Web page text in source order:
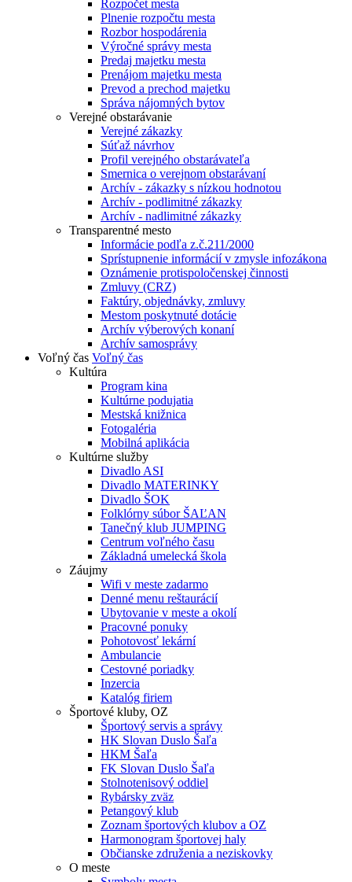
Rozpočet mesta
Plnenie rozpočtu mesta
Rozbor hospodárenia
Výročné správy mesta
Predaj majetku mesta
Prenájom majetku mesta
Prevod a prechod majetku
Správa nájomných bytov
Verejné obstarávanie
Verejné zákazky
Súťaž návrhov
Profil verejného obstarávateľa
Smernica o verejnom obstarávaní
Archív - zákazky s nízkou hodnotou
Archív - podlimitné zákazky
Archív - nadlimitné zákazky
Transparentné mesto
Informácie podľa z.č.211/2000
Sprístupnenie informácií v zmysle infozákona
Oznámenie protispoločenskej činnosti
Zmluvy (CRZ)
Faktúry, objednávky, zmluvy
Mestom poskytnuté dotácie
Archív výberových konaní
Archív samosprávy
Voľný čas Voľný čas
Kultúra
Program kina
Kultúrne podujatia
Mestská knižnica
Fotogaléria
Mobilná aplikácia
Kultúrne služby
Divadlo ASI
Divadlo MATERINKY
Divadlo ŠOK
Folklórny súbor ŠAĽAN
Tanečný klub JUMPING
Centrum voľného času
Základná umelecká škola
Záujmy
Wifi v meste zadarmo
Denné menu reštaurácií
Ubytovanie v meste a okolí
Pracovné ponuky
Pohotovosť lekární
Ambulancie
Cestovné poriadky
Inzercia
Katalóg firiem
Športové kluby, OZ
Športový servis a správy
HK Slovan Duslo Šaľa
HKM Šaľa
FK Slovan Duslo Šaľa
Stolnotenisový oddiel
Rybársky zväz
Petangový klub
Zoznam športových klubov a OZ
Harmonogram športovej haly
Občianske združenia a neziskovky
O meste